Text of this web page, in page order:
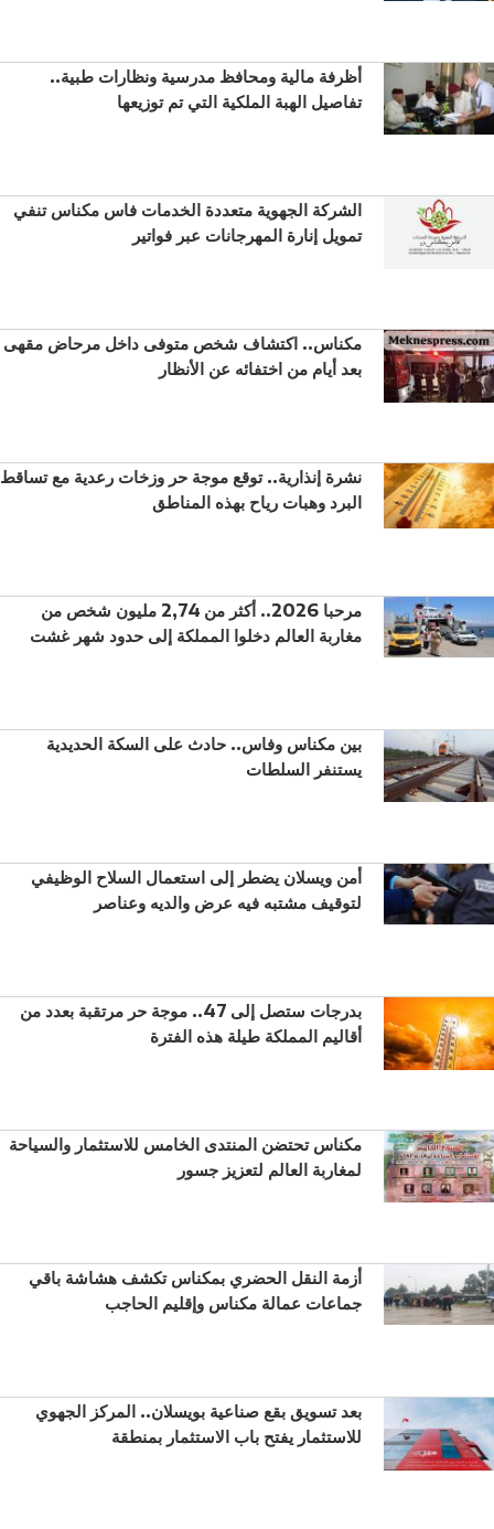
أظرفة مالية ومحافظ مدرسية ونظارات طبية..
تفاصيل الهبة الملكية التي تم توزيعها
الشركة الجهوية متعددة الخدمات فاس مكناس تنفي
تمويل إنارة المهرجانات عبر فواتير
مكناس.. اكتشاف شخص متوفى داخل مرحاض مقهى
بعد أيام من اختفائه عن الأنظار
نشرة إنذارية.. توقع موجة حر وزخات رعدية مع تساقط
البرد وهبات رياح بهذه المناطق
مرحبا 2026.. أكثر من 2,74 مليون شخص من
مغاربة العالم دخلوا المملكة إلى حدود شهر غشت
بين مكناس وفاس.. حادث على السكة الحديدية
يستنفر السلطات
أمن ويسلان يضطر إلى استعمال السلاح الوظيفي
لتوقيف مشتبه فيه عرض والديه وعناصر
بدرجات ستصل إلى 47.. موجة حر مرتقبة بعدد من
أقاليم المملكة طيلة هذه الفترة
مكناس تحتضن المنتدى الخامس للاستثمار والسياحة
لمغاربة العالم لتعزيز جسور
أزمة النقل الحضري بمكناس تكشف هشاشة باقي
جماعات عمالة مكناس وإقليم الحاجب
بعد تسويق بقع صناعية بويسلان.. المركز الجهوي
للاستثمار يفتح باب الاستثمار بمنطقة